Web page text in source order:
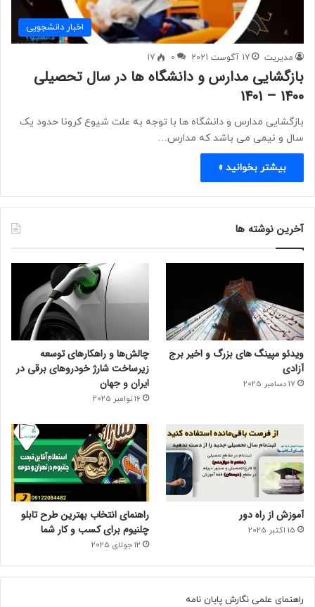
اخبار دانشجویی
مدیریت 17 آگوست 2021 0
17
بازگشایی مدارس و دانشگاه ها در سال تحصیلی
1400 – 1401
بازگشایی مدارس و دانشگاه ها با توجه به علت شیوع کرونا حدود یک
سال و نیمی می باشد که مدارس…
بیشتر بخوانید »
آخرین نوشته ها
ویدئو مپینگ های بزرگ و اخیر برج
آزادی
17 دسامبر 2025
چالش‌ها و راهکارهای توسعه
زیرساخت شارژ خودروهای برقی در
ایران و جهان
16 نوامبر 2025
آموزش از راه دور
15 اکتبر 2025
راهنمای انتخاب بهترین طرح تابلو
چلنیوم برای کسب و کار شما
12 جولای 2025
راهنمای علمی نگارش پایان نامه